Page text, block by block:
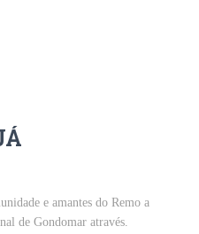
e amantes do Remo a
de Gondomar através.